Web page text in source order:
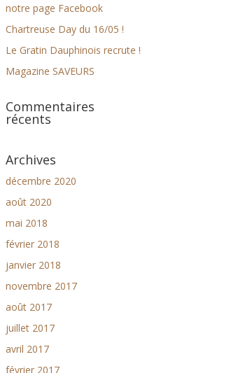
notre page Facebook
Chartreuse Day du 16/05 !
Le Gratin Dauphinois recrute !
Magazine SAVEURS
Commentaires
récents
Archives
décembre 2020
août 2020
mai 2018
février 2018
janvier 2018
novembre 2017
août 2017
juillet 2017
avril 2017
février 2017